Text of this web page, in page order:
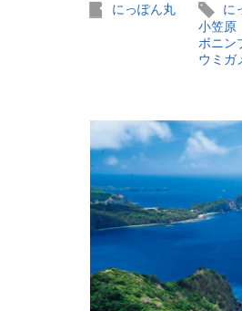
にっぽん丸 に
小笠原
ボニン
ウミガ